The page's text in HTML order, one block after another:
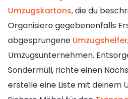
Umzugskartons, die du
Organisiere gegebenenfalls
abgesprungene Umzugshelfer
Umzugsunternehmen.
Sondermüll, richte einen
erstelle eine Liste mit deinem